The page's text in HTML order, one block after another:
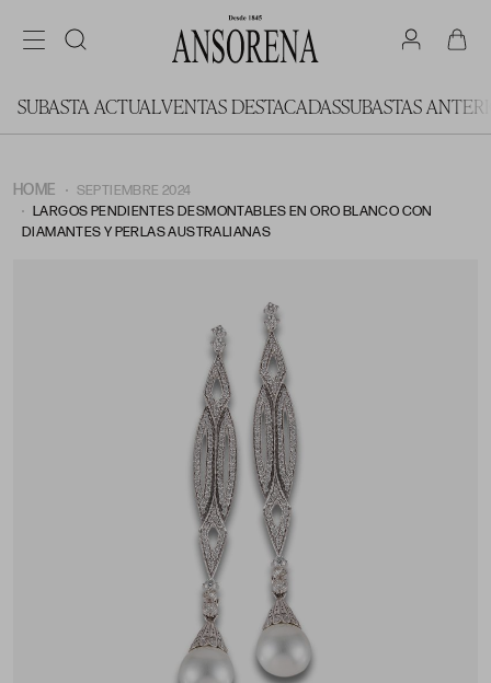
SUBASTA ACTUALVENTAS DESTACADASSUBASTAS
HOME
SEPTIEMBRE 2024
LARGOS PENDIENTES DESMONTABLES EN ORO BLANCO CON
DIAMANTES Y PERLAS AUSTRALIANAS